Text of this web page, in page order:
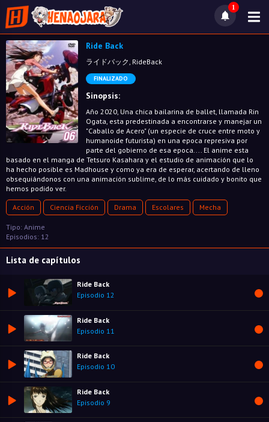
1
Ride Back
ライドバック, RideBack
FINALIZADO
Sinopsis:
Año 2020, Una chica bailarina de ballet, llamada Rin
Ogata, esta predestinada a encontrarse y manejar un
"Caballo de Acero" (un especie de cruce entre moto y
humanoide futurista) en una epoca represiva por
parte del gobierno de esa epoca.... El anime esta
basado en el manga de Tetsuro Kasahara y el estudio de animación que lo
ha hecho posible es Madhouse y como ya era de esperar, acertando de lleno
obsequiándonos con una animación sublime, de lo más cuidado y bonito que
hemos podido ver.
Acción Ciencia Ficción Drama Escolares Mecha
Tipo: Anime
Episodios: 12
Lista de capítulos
Ride Back
Episodio 12
Ride Back
Episodio 11
Ride Back
Episodio 10
Ride Back
Episodio 9